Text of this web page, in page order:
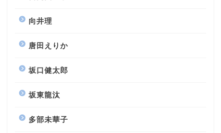
向井理
唐田えりか
坂口健太郎
坂東龍汰
多部未華子